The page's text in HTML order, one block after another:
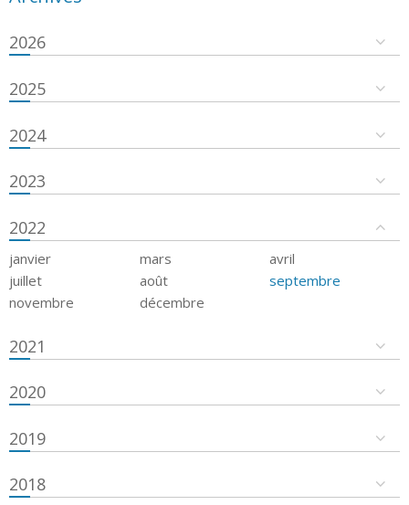
2026
2025
2024
2023
2022
janvier mars
avril
juillet
août
septembre
novembre
décembre
2021
2020
2019
2018